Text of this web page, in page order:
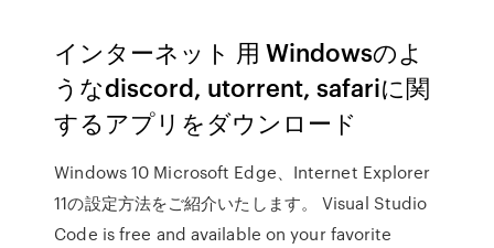
インターネット 用 Windowsのよ
うなdiscord, utorrent, safariに関
するアプリをダウンロード
Windows 10 Microsoft Edge、Internet Explorer
11の設定方法をご紹介いたします。 Visual Studio
Code is free and available on your favorite